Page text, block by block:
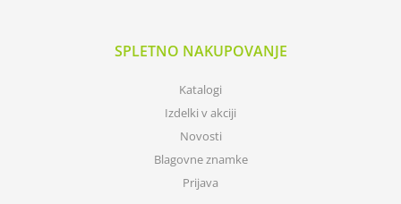
SPLETNO NAKUPOVANJE
Katalogi
Izdelki v akciji
Novosti
Blagovne znamke
Prijava